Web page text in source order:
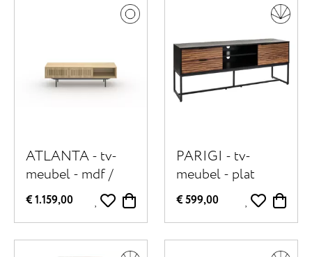
ATLANTA - tv-
meubel - mdf /
hout fineer /
metaal - L 150 x W
40 x H 45 cm -
naturel
€ 1.159,00
PARIGI - tv-
meubel - plat
verpakt -
melamine / metaal
- L 150 x W 40 x H
60 cm -
€ 599,00